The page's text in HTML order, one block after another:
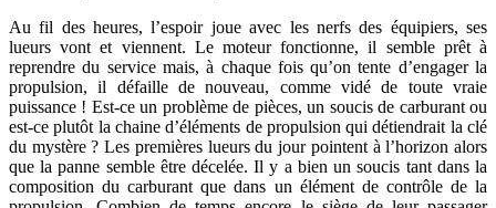
Au fil des heures, l’espoir joue avec les nerfs des équipiers, ses
lueurs vont et viennent. Le moteur fonctionne, il semble prêt à
reprendre du service mais, à chaque fois qu’on tente d’engager la
propulsion, il défaille de nouveau, comme vidé de toute vraie
puissance ! Est-ce un problème de pièces, un soucis de carburant ou
est-ce plutôt la chaine d’éléments de propulsion qui détiendrait la clé
du mystère ? Les premières lueurs du jour pointent à l’horizon alors
que la panne semble être décelée. Il y a bien un soucis tant dans la
composition du carburant que dans un élément de contrôle de la